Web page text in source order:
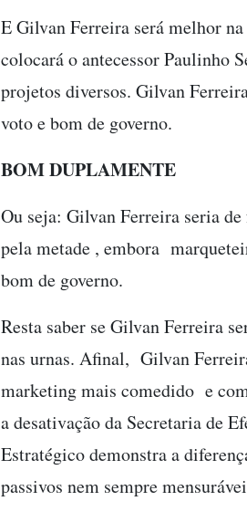
E Gilvan Ferreira será melhor
colocará o antecessor Paulinho
projetos diversos. Gilvan
voto e bom de governo.
BOM DUPLAMENTE
Ou seja: Gilvan Ferreira seria
pela metade , embora
bom de governo.
Resta saber se Gilvan Ferreira
nas urnas. Afinal, Gilvan
marketing mais comedido e
a desativação da Secretaria de
Estratégico demonstra a
passivos nem sempre